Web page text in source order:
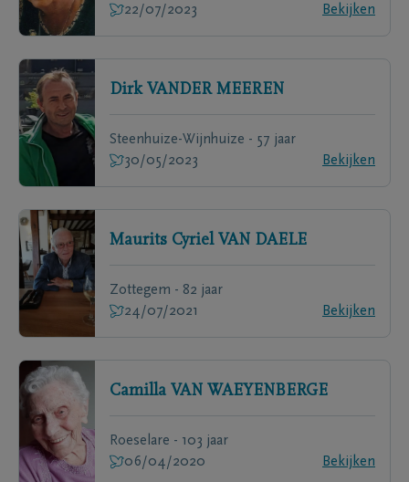
22/07/2023
Bekijken
Dirk VANDER MEEREN
Steenhuize-Wijnhuize - 57 jaar
30/05/2023
Bekijken
Maurits Cyriel VAN DAELE
Zottegem - 82 jaar
24/07/2021
Bekijken
Camilla VAN WAEYENBERGE
Roeselare - 103 jaar
06/04/2020
Bekijken